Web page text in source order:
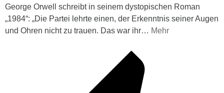
George Orwell schreibt in seinem dystopischen Roman
„1984“: „Die Partei lehrte einen, der Erkenntnis seiner Augen
und Ohren nicht zu trauen. Das war ihr… Mehr